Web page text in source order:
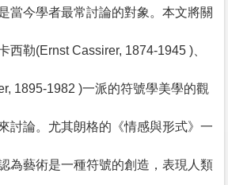
當今學者最常討論的對象。本文將關
西勒(Ernst Cassirer, 1874-1945 )、
1895-1982 )一派的符號學美學的觀
討論。尤其朗格的《情感與形式》一
為藝術是一種符號的創造，表現人類